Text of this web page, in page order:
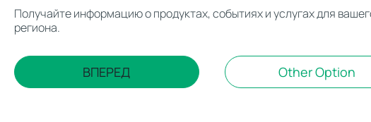
Получайте информацию о продуктах, событиях и услугах для
региона.
ВПЕРЕД Other Option